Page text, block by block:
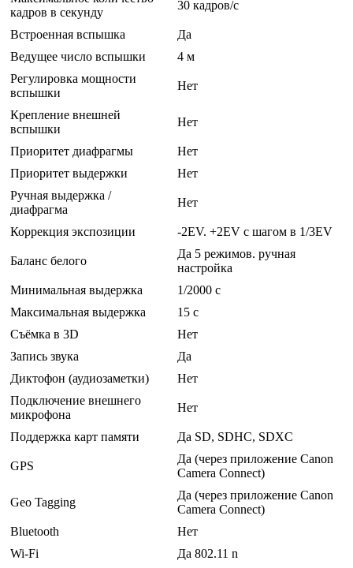
кадров в секунду
30 кадров/с
Встроенная вспышка
Да
Ведущее число вспышки
4 м
Регулировка мощности
вспышки
Нет
Крепление внешней
вспышки
Нет
Приоритет диафрагмы
Нет
Приоритет выдержки
Нет
Ручная выдержка /
диафрагма
Нет
Коррекция экспозиции -2EV. +2EV с шагом в 1/3EV
Баланс белого
Да 5 режимов. ручная
настройка
Минимальная выдержка
1/2000 c
Максимальная выдержка
15 c
Съёмка в 3D
Нет
Запись звука
Да
Диктофон (аудиозаметки)
Нет
Подключение внешнего
микрофона
Нет
Поддержка карт памяти Да SD, SDHC, SDXC
GPS
Да (через приложение Canon
Camera Connect)
Geo Tagging
Да (через приложение Canon
Camera Connect)
Bluetooth
Нет
Wi-Fi
Да 802.11 n